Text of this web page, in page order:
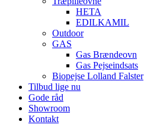
HETA
EDILKAMIL
Outdoor
GAS
Gas Brændeovn
Gas Pejseindsats
Biopejse Lolland Falster
Tilbud lige nu
Gode råd
Showroom
Kontakt